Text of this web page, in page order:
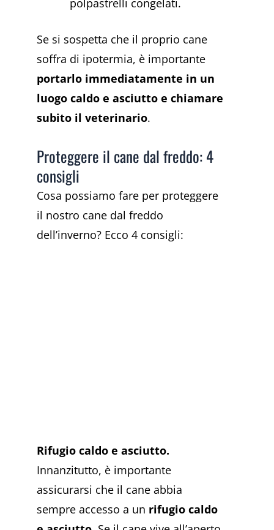
polpastrelli congelati.
Se si sospetta che il proprio cane
soffra di ipotermia, è importante
portarlo immediatamente in un
luogo caldo e asciutto e chiamare
subito il veterinario.
Proteggere il cane dal freddo: 4
consigli
Cosa possiamo fare per proteggere
il nostro cane dal freddo
dell’inverno? Ecco 4 consigli:
Rifugio caldo e asciutto.
Innanzitutto, è importante
assicurarsi che il cane abbia
sempre accesso a un rifugio caldo